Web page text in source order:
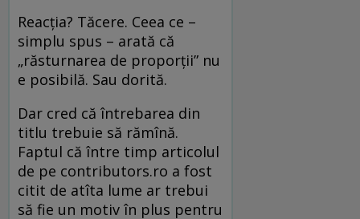
Reacția? Tăcere. Ceea ce –
simplu spus – arată că
„răsturnarea de proporții” nu
e posibilă. Sau dorită.
Dar cred că întrebarea din
titlu trebuie să rămînă.
Faptul că între timp articolul
de pe contributors.ro a fost
citit de atîta lume ar trebui
să fie un motiv în plus pentru